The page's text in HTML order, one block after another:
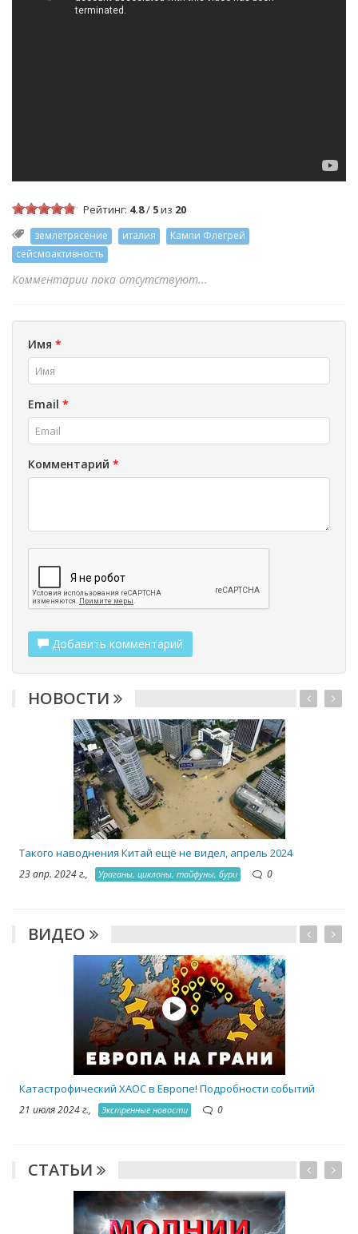
Рейтинг: 4.8/ 5из 20
землетрясение италия
Кампи Флегрей
сейсмоактивность
Комментарии пока отсутствуют...
Имя *
Email *
Комментарий *
Добавить комментарий
НОВОСТИ
Такого наводнения Китай ещё не видел, апрель 2024
23 апр. 2024 г., Ураганы, циклоны, тайфуны, бури 0
ВИДЕО
Катастрофический ХАОС в Европе! Подробности событий
21 июля 2024 г., Экстренные новости 0
СТАТЬИ